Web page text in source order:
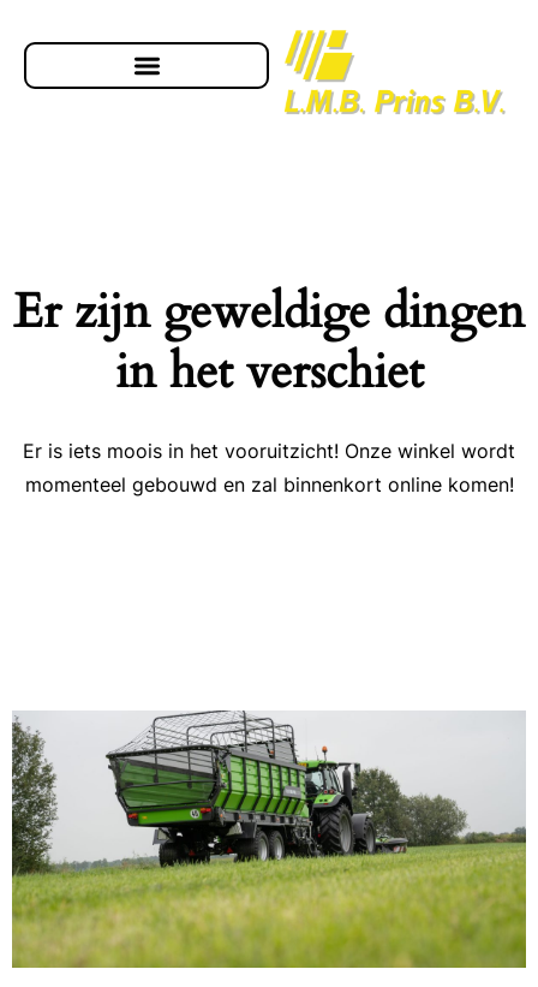
Er zijn geweldige dingen
in het verschiet
Er is iets moois in het vooruitzicht! Onze winkel wordt
momenteel gebouwd en zal binnenkort online komen!